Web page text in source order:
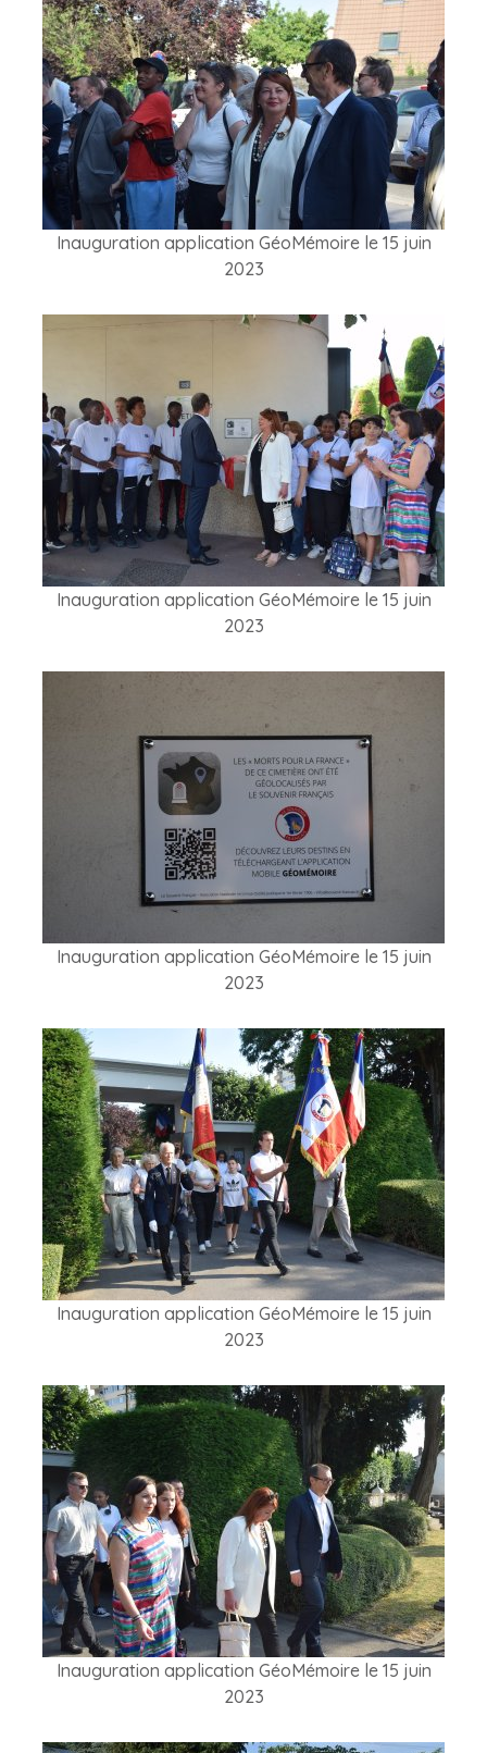
Inauguration application GéoMémoire le 15 juin
2023
Inauguration application GéoMémoire le 15 juin
2023
Inauguration application GéoMémoire le 15 juin
2023
Inauguration application GéoMémoire le 15 juin
2023
Inauguration application GéoMémoire le 15 juin
2023